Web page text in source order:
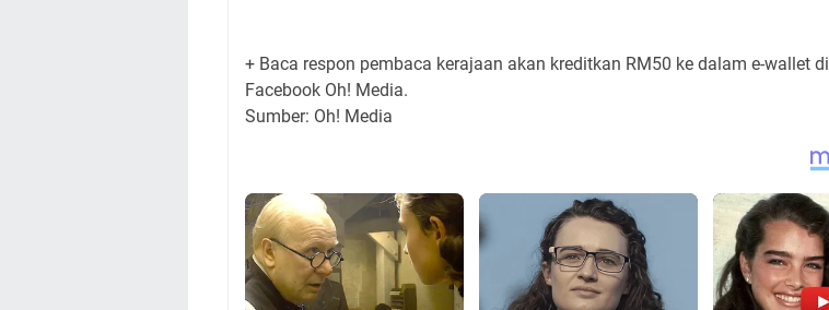
+ Baca respon pembaca kerajaan akan kreditkan RM50 ke dalam e-wallet di
Facebook Oh! Media.
Sumber: Oh! Media